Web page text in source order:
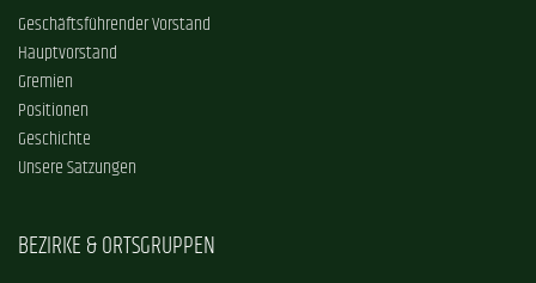
Geschäftsführender Vorstand
Hauptvorstand
Gremien
Positionen
Geschichte
Unsere Satzungen
BEZIRKE & ORTSGRUPPEN